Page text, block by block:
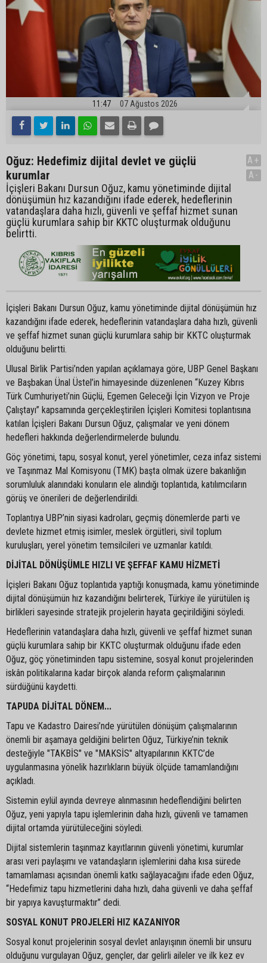
11:47 07 Ağustos 2026
Oğuz: Hedefimiz dijital devlet ve güçlü
kurumlar
İçişleri Bakanı Dursun Oğuz, kamu yönetiminde dijital
dönüşümün hız kazandığını ifade ederek, hedeflerinin
vatandaşlara daha hızlı, güvenli ve şeffaf hizmet sunan
güçlü kurumlara sahip bir KKTC oluşturmak olduğunu
belirtti.
A+
A-
İçişleri Bakanı Dursun Oğuz, kamu yönetiminde dijital dönüşümün hız
kazandığını ifade ederek, hedeflerinin vatandaşlara daha hızlı, güvenli
ve şeffaf hizmet sunan güçlü kurumlara sahip bir KKTC oluşturmak
olduğunu belirtti.
Ulusal Birlik Partisi’nden yapılan açıklamaya göre, UBP Genel Başkanı
ve Başbakan Ünal Üstel’in himayesinde düzenlenen “Kuzey Kıbrıs
Türk Cumhuriyeti’nin Güçlü, Egemen Geleceği İçin Vizyon ve Proje
Çalıştayı” kapsamında gerçekleştirilen İçişleri Komitesi toplantısına
katılan İçişleri Bakanı Dursun Oğuz, çalışmalar ve yeni dönem
hedefleri hakkında değerlendirmelerde bulundu.
Göç yönetimi, tapu, sosyal konut, yerel yönetimler, ceza infaz sistemi
ve Taşınmaz Mal Komisyonu (TMK) başta olmak üzere bakanlığın
sorumluluk alanındaki konuların ele alındığı toplantıda, katılımcıların
görüş ve önerileri de değerlendirildi.
Toplantıya UBP’nin siyasi kadroları, geçmiş dönemlerde parti ve
devlete hizmet etmiş isimler, meslek örgütleri, sivil toplum
kuruluşları, yerel yönetim temsilcileri ve uzmanlar katıldı.
DİJİTAL DÖNÜŞÜMLE HIZLI VE ŞEFFAF KAMU HİZMETİ
İçişleri Bakanı Oğuz toplantıda yaptığı konuşmada, kamu yönetiminde
dijital dönüşümün hız kazandığını belirterek, Türkiye ile yürütülen iş
birlikleri sayesinde stratejik projelerin hayata geçirildiğini söyledi.
Hedeflerinin vatandaşlara daha hızlı, güvenli ve şeffaf hizmet sunan
güçlü kurumlara sahip bir KKTC oluşturmak olduğunu ifade eden
Oğuz, göç yönetiminden tapu sistemine, sosyal konut projelerinden
iskân politikalarına kadar birçok alanda reform çalışmalarının
sürdüğünü kaydetti.
TAPUDA DİJİTAL DÖNEM...
Tapu ve Kadastro Dairesi’nde yürütülen dönüşüm çalışmalarının
önemli bir aşamaya geldiğini belirten Oğuz, Türkiye’nin teknik
desteğiyle "TAKBİS" ve "MAKSİS" altyapılarının KKTC’de
uygulanmasına yönelik hazırlıkların büyük ölçüde tamamlandığını
açıkladı.
Sistemin eylül ayında devreye alınmasının hedeflendiğini belirten
Oğuz, yeni yapıyla tapu işlemlerinin daha hızlı, güvenli ve tamamen
dijital ortamda yürütüleceğini söyledi.
Dijital sistemlerin taşınmaz kayıtlarının güvenli yönetimi, kurumlar
arası veri paylaşımı ve vatandaşların işlemlerini daha kısa sürede
tamamlaması açısından önemli katkı sağlayacağını ifade eden Oğuz,
“Hedefimiz tapu hizmetlerini daha hızlı, daha güvenli ve daha şeffaf
bir yapıya kavuşturmaktır” dedi.
SOSYAL KONUT PROJELERİ HIZ KAZANIYOR
Sosyal konut projelerinin sosyal devlet anlayışının önemli bir unsuru
olduğunu vurgulayan Oğuz, gençler, dar gelirli aileler ve ilk kez ev